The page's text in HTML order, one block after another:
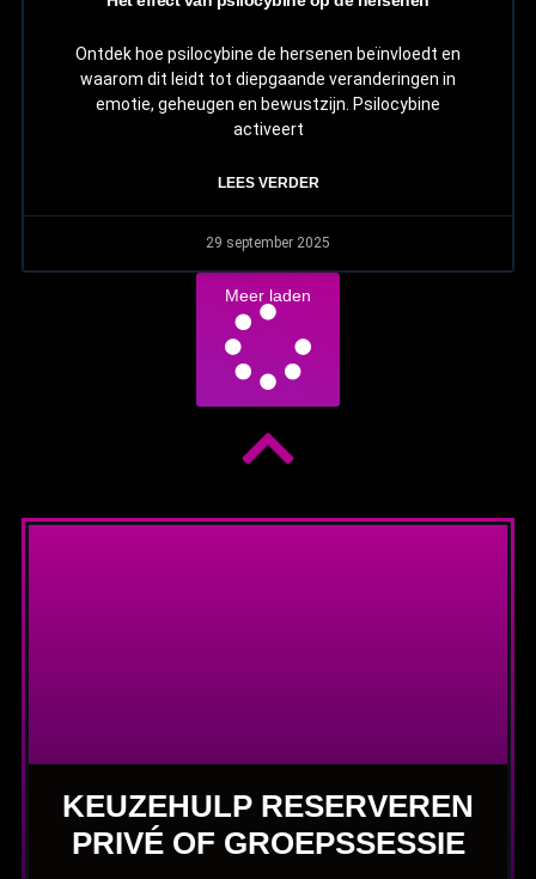
Ontdek hoe psilocybine de hersenen beïnvloedt en
waarom dit leidt tot diepgaande veranderingen in
emotie, geheugen en bewustzijn. Psilocybine
activeert
LEES VERDER
29 september 2025
Meer laden
KEUZEHULP RESERVEREN
PRIVÉ OF GROEPSSESSIE